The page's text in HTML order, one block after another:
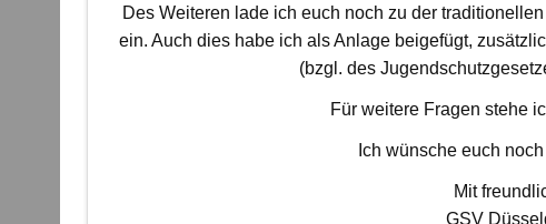
Des Weiteren lade ich euch noch zu der
ein. Auch dies habe ich als Anlage beigefügt,
(bzgl. des
Für weitere Fragen stehe
Ich wünsche euch
Mit
GSV